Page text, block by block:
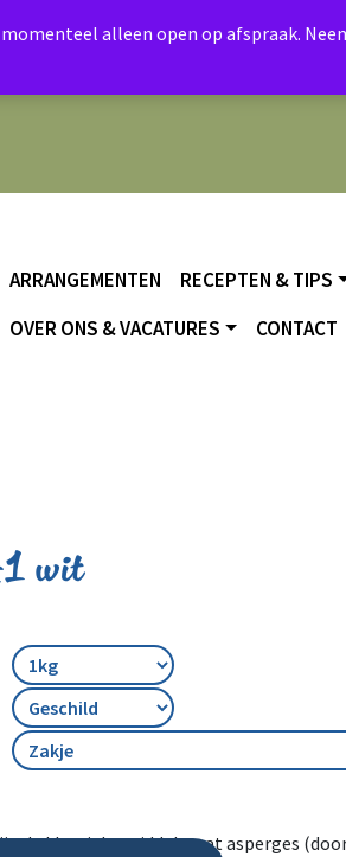
ARRANGEMENTEN
RECEPTEN & TIPS
OVER ONS & VACATURES
CONTACT
wit
de klassieke middelmaat asperges
alleen open op afspraak.